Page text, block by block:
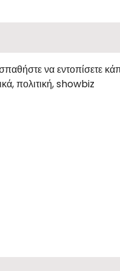
να εντοπίσετε
πολιτική, showbiz